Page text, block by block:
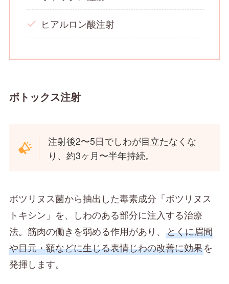
ヒアルロン酸注射
ボトックス注射
注射後2〜5日でしわが目立たなくな
り、約3ヶ月〜半年持続。
ボツリヌス菌から抽出した毒素成分「ボツリヌス
トキシン」を、しわのある部分に注入する治療
法。筋肉の働きを弱める作用があり、 とくに眉間
や目元・額などに生じる表情じわの改善に効果を
発揮します。